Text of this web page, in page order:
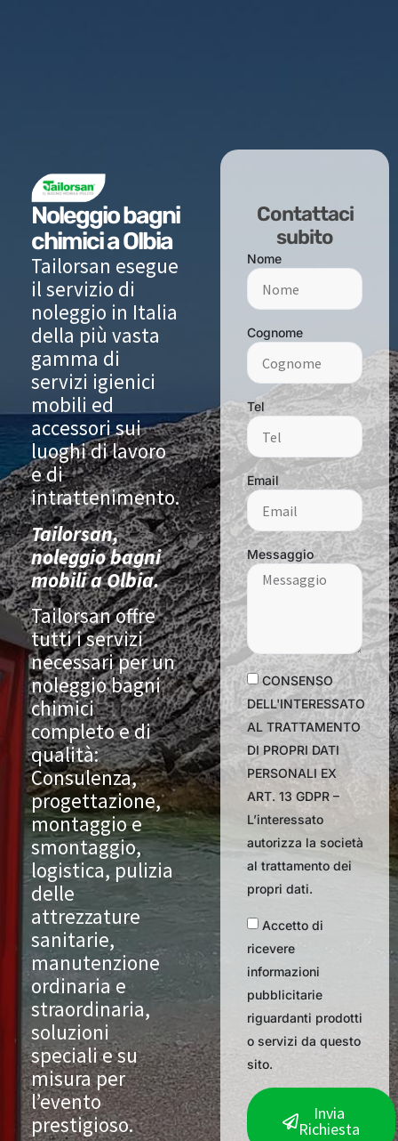
Noleggio bagni
chimici a Olbia
Tailorsan esegue
il servizio di
noleggio in Italia
della più vasta
gamma di
servizi igienici
mobili ed
accessori sui
luoghi di lavoro
e di
intrattenimento.
Tailorsan,
noleggio bagni
mobili a Olbia.
Tailorsan offre
tutti i servizi
necessari per un
noleggio bagni
chimici
completo e di
qualità:
Consulenza,
progettazione,
montaggio e
smontaggio,
logistica, pulizia
delle
attrezzature
sanitarie,
manutenzione
ordinaria e
straordinaria,
soluzioni
speciali e su
misura per
l’evento
prestigioso.
Contattaci
subito
Nome
Cognome
Tel
Email
Messaggio
CONSENSO
DELL'INTERESSATO
AL TRATTAMENTO
DI PROPRI DATI
PERSONALI EX
ART. 13 GDPR –
L’interessato
autorizza la società
al trattamento dei
propri dati.
Accetto di
ricevere
informazioni
pubblicitarie
riguardanti prodotti
o servizi da questo
sito.
Invia
Richiesta